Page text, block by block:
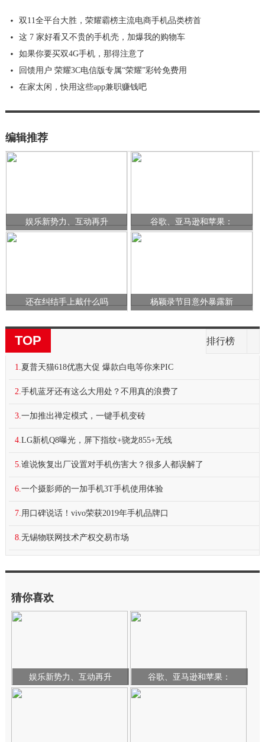
双11全平台大胜，荣耀霸榜主流电商手机品类榜首
这 7 家好看又不贵的手机壳，加爆我的购物车
如果你要买双4G手机，那得注意了
回馈用户 荣耀3C电信版专属“荣耀”彩铃免费用
在家太闲，快用这些app兼职赚钱吧
编辑推荐
娱乐新势力、互动再升 谷歌、亚马逊和苹果：
还在纠结手上戴什么吗 杨颖录节目意外暴露新
TOP 排行榜
1. 夏普天猫618优惠大促 爆款白电等你来PIC
2. 手机蓝牙还有这么大用处？不用真的浪费了
3. 一加推出禅定模式，一键手机变砖
4. LG新机Q8曝光，屏下指纹+骁龙855+无线
5. 谁说恢复出厂设置对手机伤害大？很多人都误解了
6. 一个摄影师的一加手机3T手机使用体验
7. 用口碑说话！vivo荣获2019年手机品牌口
8. 无锡物联网技术产权交易市场
猜你喜欢
娱乐新势力、互动再升 谷歌、亚马逊和苹果：